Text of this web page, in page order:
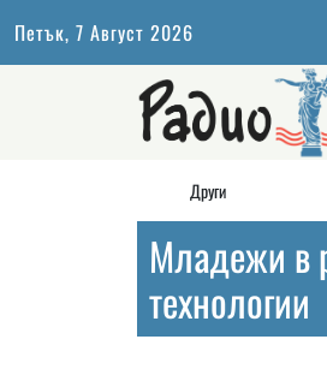
Петък, 7 Август 2026
Други
Младежи в
технологии